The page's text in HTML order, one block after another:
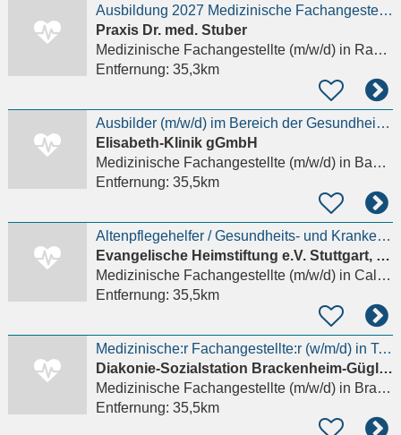
Ausbildung 2027 Medizinische Fachangestellte (m/w/d)
Praxis Dr. med. Stuber
Medizinische Fachangestellte (m/w/d)in Rastatt, Plittersdorf
Entfernung: 35,3km
Ausbilder (m/w/d) im Bereich der Gesundheitsberufe - Schwerpunkt Medizinische Fachangestellte
Elisabeth-Klinik gGmbH
Medizinische Fachangestellte (m/w/d)in Bad Wildbad
Entfernung: 35,5km
Altenpflegehelfer / Gesundheits- und Krankenpflegehelfer / Medizinische Fachangestellte ambulante
Evangelische Heimstiftung e.V. Stuttgart, Fachschule für Altenpflege
Medizinische Fachangestellte (m/w/d)in Calw, Wimberg
Entfernung: 35,5km
Medizinische:r Fachangestellte:r (w/m/d) in Teilzeit (max. 85%)- Hier sind Sie richtig!
Diakonie-Sozialstation Brackenheim-Güglingen
Medizinische Fachangestellte (m/w/d)in Brackenheim
Entfernung: 35,5km